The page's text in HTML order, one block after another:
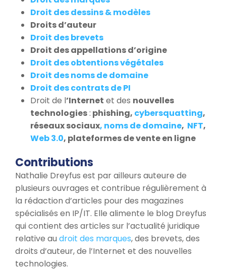
Droit des dessins & modèles
Droits d’auteur
Droit des brevets
Droit des appellations d’origine
Droit des obtentions végétales
Droit des noms de domaine
Droit des contrats de PI
Droit de l’Internet et des nouvelles
technologies: phishing, cybersquatting,
réseaux sociaux, noms de domaine, NFT,
Web 3.0, plateformes de vente en ligne
Contributions
Nathalie Dreyfus est par ailleurs auteure de
plusieurs ouvrages et contribue régulièrement à
la rédaction d’articles pour des magazines
spécialisés en IP/IT. Elle alimente le blog Dreyfus
qui contient des articles sur l’actualité juridique
relative au droit des marques, des brevets, des
droits d’auteur, de l’Internet et des nouvelles
technologies.